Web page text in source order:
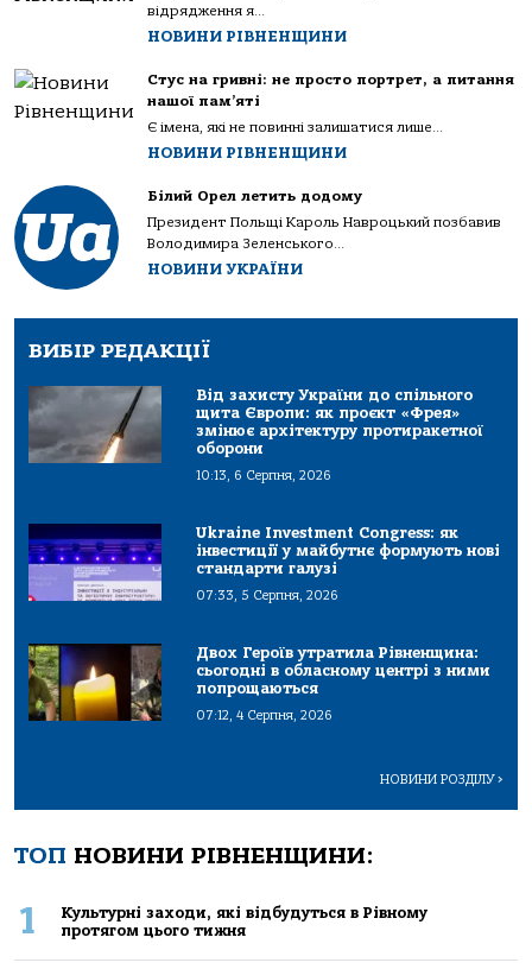
відрядження я...
НОВИНИ РІВНЕНЩИНИ
Стус на гривні: не просто портрет, а питання
нашої пам’яті
Є імена, які не повинні залишатися лише...
НОВИНИ РІВНЕНЩИНИ
Білий Орел летить додому
Президент Польщі Кароль Навроцький позбавив
Володимира Зеленського...
НОВИНИ УКРАЇНИ
ВИБІР РЕДАКЦІЇ
Від захисту України до спільного
щита Європи: як проєкт «Фрея»
змінює архітектуру протиракетної
оборони
10:13, 6 Серпня, 2026
Ukraine Investment Congress: як
інвестиції у майбутнє формують нові
стандарти галузі
07:33, 5 Серпня, 2026
Двох Героїв утратила Рівненщина:
сьогодні в обласному центрі з ними
попрощаються
07:12, 4 Серпня, 2026
НОВИНИ РОЗДІЛУ>
ТОП НОВИНИ РІВНЕНЩИНИ:
1
Культурні заходи, які відбудуться в Рівному
протягом цього тижня